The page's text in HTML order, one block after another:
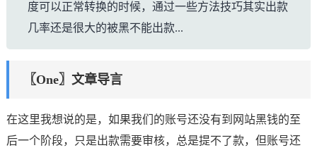
度可以正常转换的时候，通过一些方法技巧其实出款
几率还是很大的被黑不能出款...
〖One〗文章导言
在这里我想说的是，如果我们的账号还没有到网站黑钱的至
后一个阶段，只是出款需要审核，总是提不了款，但账号还